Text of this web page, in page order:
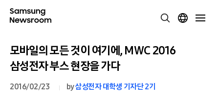
모바일의 모든 것이 여기에, MWC 2016
삼성전자 부스 현장을 가다
2016/02/23 by삼성전자 대학생 기자단 2기